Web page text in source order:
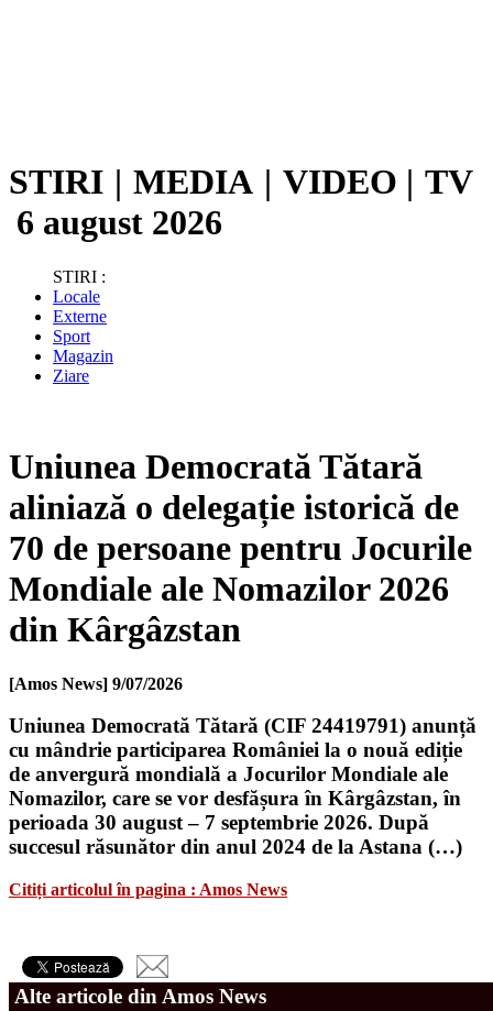
STIRI | MEDIA | VIDEO | TV
6 august 2026
STIRI :
Locale
Externe
Sport
Magazin
Ziare
Uniunea Democrată Tătară
aliniază o delegație istorică de
70 de persoane pentru Jocurile
Mondiale ale Nomazilor 2026
din Kârgâzstan
[Amos News] 9/07/2026
Uniunea Democrată Tătară (CIF 24419791) anunță
cu mândrie participarea României la o nouă ediție
de anvergură mondială a Jocurilor Mondiale ale
Nomazilor, care se vor desfășura în Kârgâzstan, în
perioada 30 august – 7 septembrie 2026. După
succesul răsunător din anul 2024 de la Astana (…)
Citiți articolul în pagina : Amos News
Alte articole din Amos News